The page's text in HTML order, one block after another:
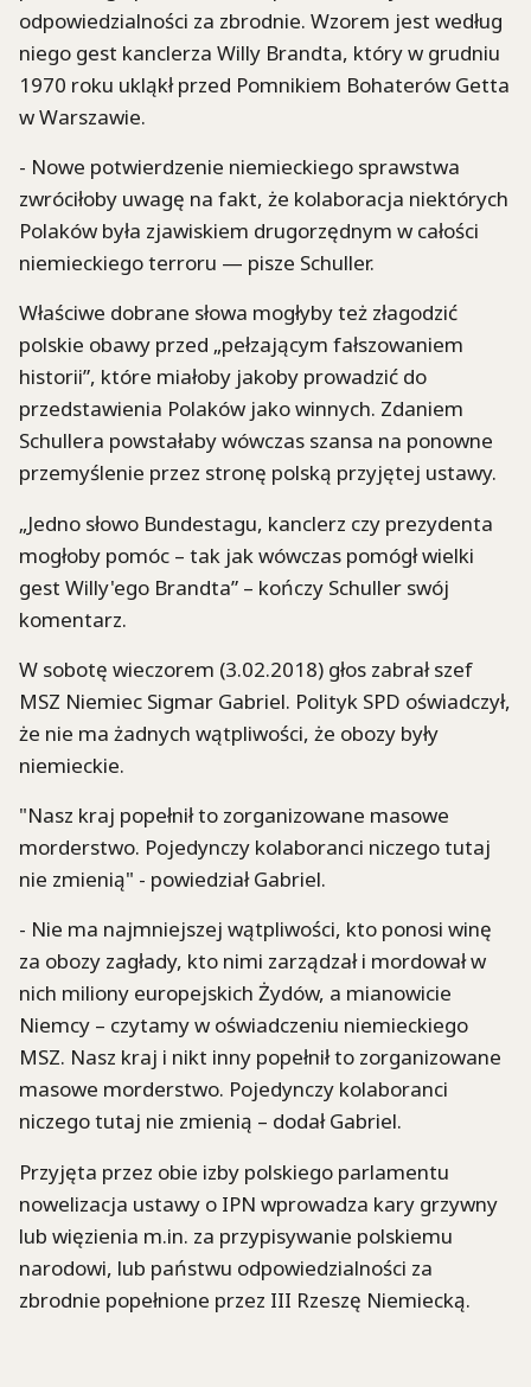
odpowiedzialności za zbrodnie. Wzorem jest według
niego gest kanclerza Willy Brandta, który w grudniu
1970 roku ukląkł przed Pomnikiem Bohaterów Getta
w Warszawie.
- Nowe potwierdzenie niemieckiego sprawstwa
zwróciłoby uwagę na fakt, że kolaboracja niektórych
Polaków była zjawiskiem drugorzędnym w całości
niemieckiego terroru — pisze Schuller.
Właściwe dobrane słowa mogłyby też złagodzić
polskie obawy przed „pełzającym fałszowaniem
historii”, które miałoby jakoby prowadzić do
przedstawienia Polaków jako winnych. Zdaniem
Schullera powstałaby wówczas szansa na ponowne
przemyślenie przez stronę polską przyjętej ustawy.
„Jedno słowo Bundestagu, kanclerz czy prezydenta
mogłoby pomóc – tak jak wówczas pomógł wielki
gest Willy'ego Brandta” – kończy Schuller swój
komentarz.
W sobotę wieczorem (3.02.2018) głos zabrał szef
MSZ Niemiec Sigmar Gabriel. Polityk SPD oświadczył,
że nie ma żadnych wątpliwości, że obozy były
niemieckie.
"Nasz kraj popełnił to zorganizowane masowe
morderstwo. Pojedynczy kolaboranci niczego tutaj
nie zmienią" - powiedział Gabriel.
- Nie ma najmniejszej wątpliwości, kto ponosi winę
za obozy zagłady, kto nimi zarządzał i mordował w
nich miliony europejskich Żydów, a mianowicie
Niemcy – czytamy w oświadczeniu niemieckiego
MSZ. Nasz kraj i nikt inny popełnił to zorganizowane
masowe morderstwo. Pojedynczy kolaboranci
niczego tutaj nie zmienią – dodał Gabriel.
Przyjęta przez obie izby polskiego parlamentu
nowelizacja ustawy o IPN wprowadza kary grzywny
lub więzienia m.in. za przypisywanie polskiemu
narodowi, lub państwu odpowiedzialności za
zbrodnie popełnione przez III Rzeszę Niemiecką.